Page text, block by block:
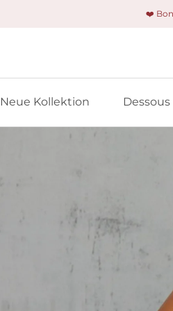
❤️
Neue Kollektion Dessous